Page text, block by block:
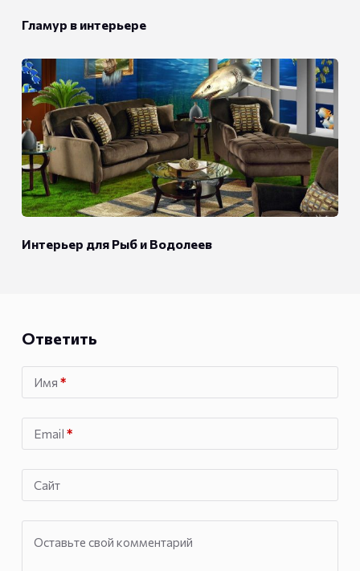
Гламур в интерьере
Интерьер для Рыб и Водолеев
Ответить
Имя *
Email *
Сайт
Оставьте свой комментарий